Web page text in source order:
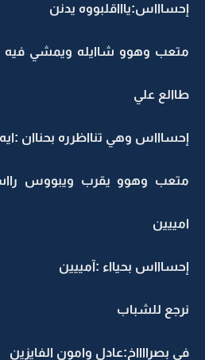
إحساااس:ياااقلبووه يدنن
متعب وهوو شاايله ويمشي فيه
طاالع علي
إحساااس وهي تنااظرره بحناان :ايه
متعب وهوو يقرب ويبووس
امييين
إحساااس بحيااء :آمييين
نرجع للشباب
في بصرااااخ:عادل وامون الفايزين